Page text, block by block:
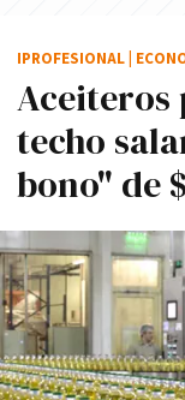
Aceiteros
techo
bono" de
IPROFESIONAL